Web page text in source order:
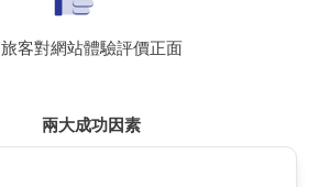
旅客對網站體驗評價正面
兩大成功因素